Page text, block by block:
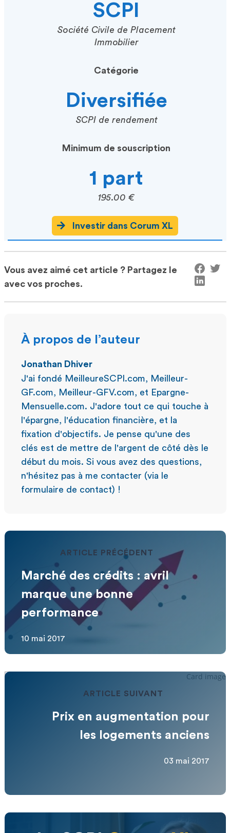
SCPI
Société Civile de Placement
Immobilier
Catégorie
Diversifiée
SCPI de rendement
Minimum de souscription
1 part
195.00 €
Investir dans Corum XL
Vous avez aimé cet article ? Partagez le
avec vos proches.
À propos de l’auteur
Jonathan Dhiver
J'ai fondé MeilleureSCPI.com, Meilleur-
GF.com, Meilleur-GFV.com, et Epargne-
Mensuelle.com. J'adore tout ce qui touche à
l'épargne, l'éducation financière, et la
fixation d'objectifs. Je pense qu'une des
clés est de mettre de l'argent de côté dès le
début du mois. Si vous avez des questions,
n'hésitez pas à me contacter (via le
formulaire de contact) !
ARTICLE PRÉCÉDENT
Marché des crédits : avril
marque une bonne
performance
10 mai 2017
ARTICLE SUIVANT
Prix ​​en augmentation pour
les logements anciens
03 mai 2017